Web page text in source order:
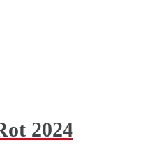
2024